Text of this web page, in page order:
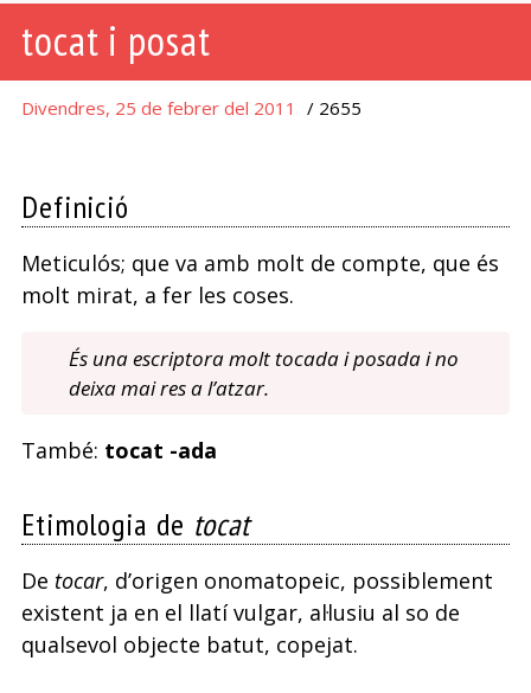
tocat i posat
Divendres, 25 de febrer del 2011 / 2655
Definició
Meticulós; que va amb molt de compte, que és
molt mirat, a fer les coses.
És una escriptora molt tocada i posada i no
deixa mai res a l’atzar.
També: tocat -ada
Etimologia de tocat
De tocar, d’origen onomatopeic, possiblement
existent ja en el llatí vulgar, al·lusiu al so de
qualsevol objecte batut, copejat.
i
alegret